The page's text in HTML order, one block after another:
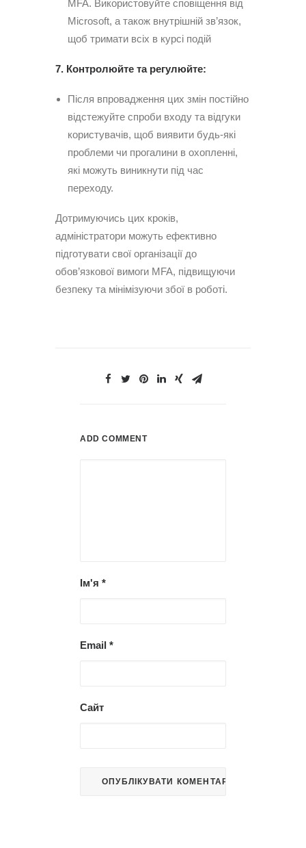
MFA. Використовуйте сповіщення від
Microsoft, а також внутрішній зв’язок,
щоб тримати всіх в курсі подій
7. Контролюйте та регулюйте:
Після впровадження цих змін постійно
відстежуйте спроби входу та відгуки
користувачів, щоб виявити будь-які
проблеми чи прогалини в охопленні,
які можуть виникнути під час
переходу.
Дотримуючись цих кроків,
адміністратори можуть ефективно
підготувати свої організації до
обов’язкової вимоги MFA, підвищуючи
безпеку та мінімізуючи збої в роботі.
ADD COMMENT
Ім'я *
Email *
Сайт